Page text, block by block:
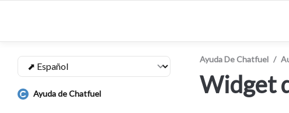
Ayuda de Chatfuel
Ayuda De Chatfuel /
Widget